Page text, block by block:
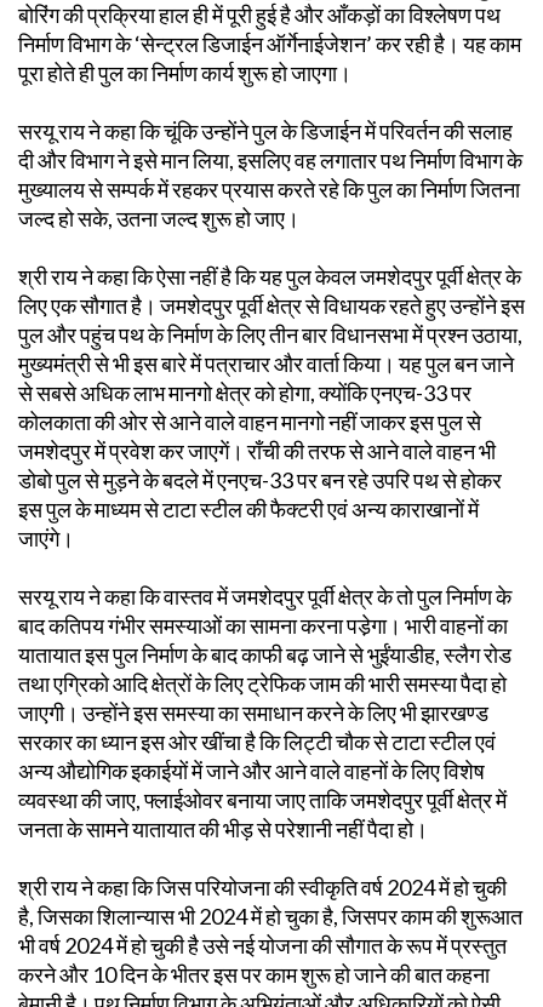
बोरिंग की प्रक्रिया हाल ही में पूरी हुई है और आँकड़ों का विश्लेषण पथ
निर्माण विभाग के ‘सेन्ट्रल डिजाईन ऑर्गेनाईजेशन’ कर रही है। यह काम
पूरा होते ही पुल का निर्माण कार्य शुरू हो जाएगा।
सरयू राय ने कहा कि चूंकि उन्होंने पुल के डिजाईन में परिवर्तन की सलाह
दी और विभाग ने इसे मान लिया, इसलिए वह लगातार पथ निर्माण विभाग के
मुख्यालय से सम्पर्क में रहकर प्रयास करते रहे कि पुल का निर्माण जितना
जल्द हो सके, उतना जल्द शुरू हो जाए।
श्री राय ने कहा कि ऐसा नहीं है कि यह पुल केवल जमशेदपुर पूर्वी क्षेत्र के
लिए एक सौगात है। जमशेदपुर पूर्वी क्षेत्र से विधायक रहते हुए उन्होंने इस
पुल और पहुंच पथ के निर्माण के लिए तीन बार विधानसभा में प्रश्न उठाया,
मुख्यमंत्री से भी इस बारे में पत्राचार और वार्ता किया। यह पुल बन जाने
से सबसे अधिक लाभ मानगो क्षेत्र को होगा, क्योंकि एनएच-33 पर
कोलकाता की ओर से आने वाले वाहन मानगो नहीं जाकर इस पुल से
जमशेदपुर में प्रवेश कर जाएगें। राँची की तरफ से आने वाले वाहन भी
डोबो पुल से मुड़ने के बदले में एनएच-33 पर बन रहे उपरि पथ से होकर
इस पुल के माध्यम से टाटा स्टील की फैक्टरी एवं अन्य काराखानों में
जाएंगे।
सरयू राय ने कहा कि वास्तव में जमशेदपुर पूर्वी क्षेत्र के तो पुल निर्माण के
बाद कतिपय गंभीर समस्याओं का सामना करना पडे़गा। भारी वाहनों का
यातायात इस पुल निर्माण के बाद काफी बढ़ जाने से भुईंयाडीह, स्लैग रोड
तथा एग्रिको आदि क्षेत्रों के लिए ट्रेफिक जाम की भारी समस्या पैदा हो
जाएगी। उन्होंने इस समस्या का समाधान करने के लिए भी झारखण्ड
सरकार का ध्यान इस ओर खींचा है कि लिट्टी चौक से टाटा स्टील एवं
अन्य औद्योगिक इकाईयों में जाने और आने वाले वाहनों के लिए विशेष
व्यवस्था की जाए, फ्लाईओवर बनाया जाए ताकि जमशेदपुर पूर्वी क्षेत्र में
जनता के सामने यातायात की भीड़ से परेशानी नहीं पैदा हो।
श्री राय ने कहा कि जिस परियोजना की स्वीकृति वर्ष 2024 में हो चुकी
है, जिसका शिलान्यास भी 2024 में हो चुका है, जिसपर काम की शुरूआत
भी वर्ष 2024 में हो चुकी है उसे नई योजना की सौगात के रूप में प्रस्तुत
करने और 10 दिन के भीतर इस पर काम शुरू हो जाने की बात कहना